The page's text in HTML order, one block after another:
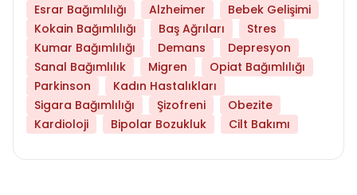
Esrar Bağımlılığı
Alzheimer
Bebek Gelişimi
Kokain Bağımlılığı
Baş Ağrıları
Stres
Kumar Bağımlılığı
Demans
Depresyon
Sanal Bağımlılık
Migren
Opiat Bağımlılığı
Parkinson
Kadın Hastalıkları
Sigara Bağımlılığı
Şizofreni
Obezite
Kardioloji
Bipolar Bozukluk Cilt Bakımı